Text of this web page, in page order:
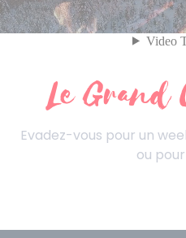
Le
Evadez-vous pour un
ou